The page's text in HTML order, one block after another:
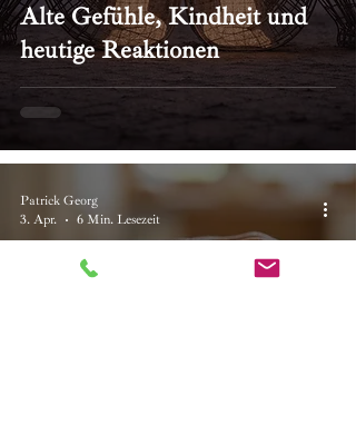
Alte Gefühle, Kindheit und
heutige Reaktionen
Traumatherapie & Stabilisierung
Patrick Georg
3. Apr.
6 Min. Lesezeit